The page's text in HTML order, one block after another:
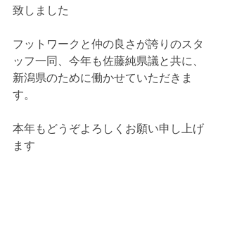
致しました
フットワークと仲の良さが誇りのスタ
ッフ一同、今年も佐藤純県議と共に、
新潟県のために働かせていただきま
す。
本年もどうぞよろしくお願い申し上げ
ます